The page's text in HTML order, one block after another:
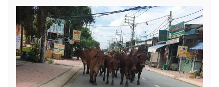
Giấy phép xuất bản số 110/GP - BTTTT cấp ngày 24.3.2020
© 2003-2026 Bản quyền thuộc về Báo Thanh Niên. Cấm sao
chép dưới mọi hình thức nếu không có sự chấp thuận bằng văn
bản. Phát triển bởi ePi Technologies, JSC.